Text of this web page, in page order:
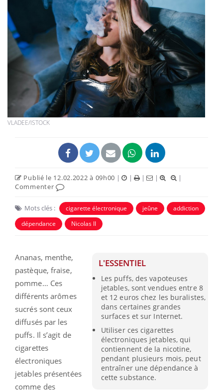
VLADEE/ISTOCK
Publié le 12.02.2022 à 09h00 | | | |
|
Commenter
Mots clés : cigarette électronique jeûne
addiction
dépendance
Nicolas II
L'ESSENTIEL
Les puffs, des vapoteuses
jetables, sont vendues entre 8
et 12 euros chez les buralistes,
dans certaines grandes
surfaces et sur Internet.
Utiliser ces cigarettes
électroniques jetables, qui
contiennent de la nicotine,
pendant plusieurs mois, peut
entraîner une dépendance à
cette substance.
Ananas, menthe,
pastèque, fraise,
pomme… Ces
différents arômes
sucrés sont ceux
diffusés par les
puffs. Il s’agit de
cigarettes
électroniques
jetables présentées
comme des